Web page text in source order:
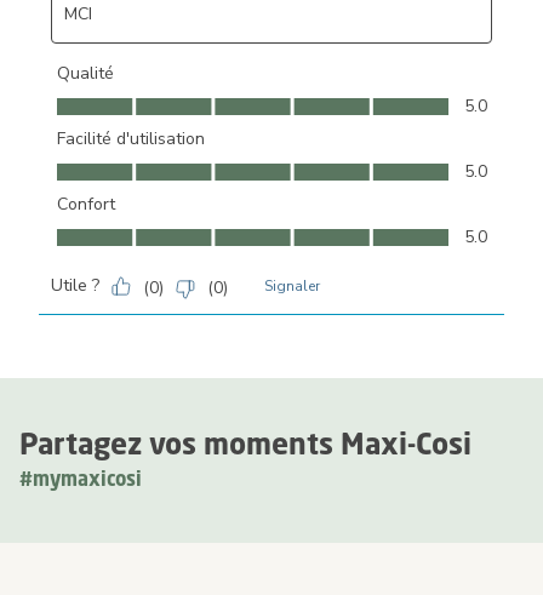
Partagez vos moments Maxi-Cosi
#mymaxicosi
MCI
Qualité
Qualité, 5.0 sur 5
5.0
Facilité d'utilisation
Facilité d'utilisation, 5.0 sur 5
5.0
Confort
Confort, 5.0 sur 5
5.0
Utile ? (0) (0) Signaler